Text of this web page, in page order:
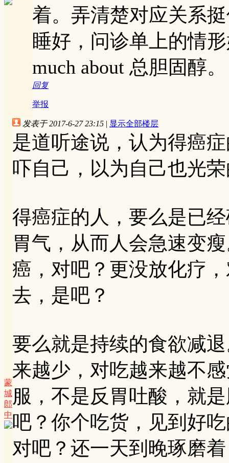
着。弄清楚对应关系
睡好，问诊单上的情
much about 总胆固醇。
回复
举报
蒙
城
郎
中
发表于 2017-6-27 23:15 | 显示全部楼层
是道听途说，认为得癌
吓自己，以为自己也光
得癌症的人，要么是已
胃气，从而人会急速变
癌，对吧？更没放化疗
去，是吧？
要么就是持续的食欲减
来越少，对吃越来越不
服，不是反胃吐酸，就
吧？你个吃货，见到好
对吧？还一天到晚琢磨